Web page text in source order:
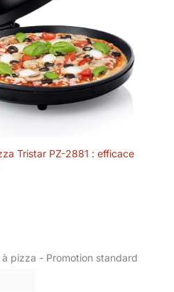
Tristar PZ-2881 : efficace